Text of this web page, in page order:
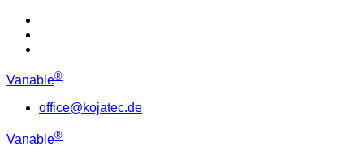
Vanable®
office@kojatec.de
Vanable®